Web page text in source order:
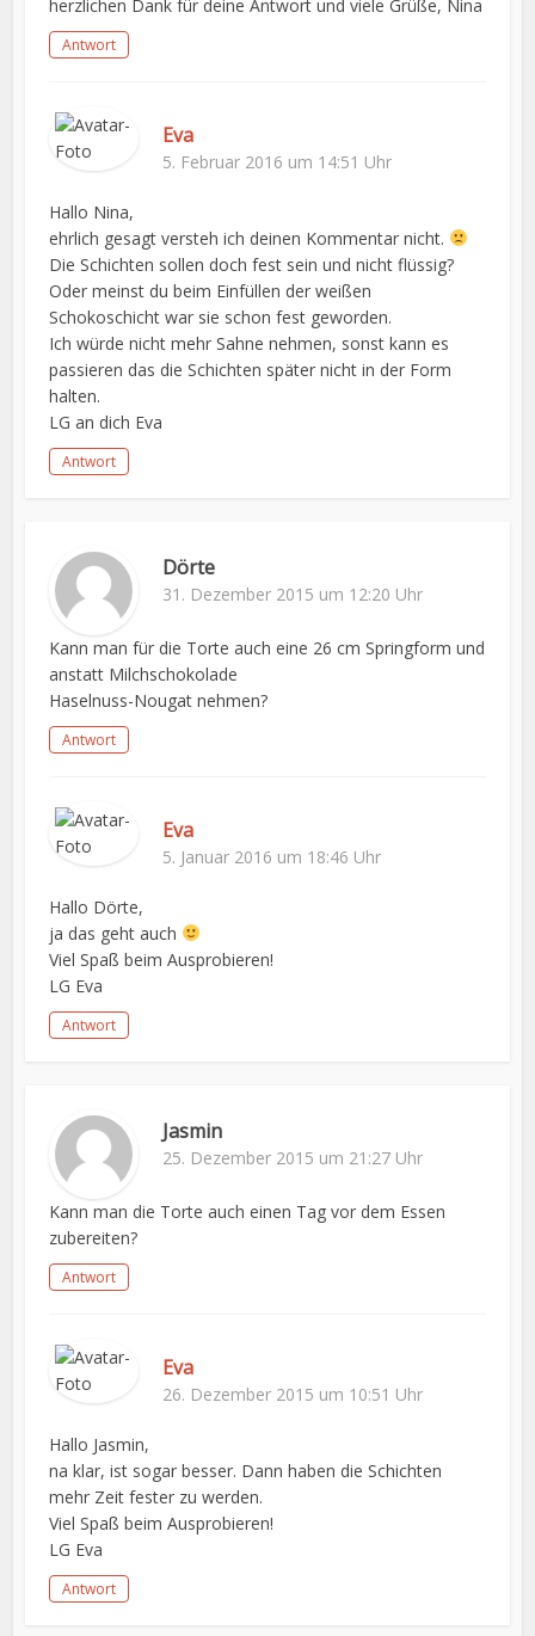
herzlichen Dank für deine Antwort und viele Grüße, Nina
Antwort
Eva
5. Februar 2016 um 14:51 Uhr
Hallo Nina,
ehrlich gesagt versteh ich deinen Kommentar nicht.
Die Schichten sollen doch fest sein und nicht flüssig?
Oder meinst du beim Einfüllen der weißen
Schokoschicht war sie schon fest geworden.
Ich würde nicht mehr Sahne nehmen, sonst kann es
passieren das die Schichten später nicht in der Form
halten.
LG an dich Eva
Antwort
Dörte
31. Dezember 2015 um 12:20 Uhr
Kann man für die Torte auch eine 26 cm Springform und
anstatt Milchschokolade
Haselnuss-Nougat nehmen?
Antwort
Eva
5. Januar 2016 um 18:46 Uhr
Hallo Dörte,
ja das geht auch
Viel Spaß beim Ausprobieren!
LG Eva
Antwort
Jasmin
25. Dezember 2015 um 21:27 Uhr
Kann man die Torte auch einen Tag vor dem Essen
zubereiten?
Antwort
Eva
26. Dezember 2015 um 10:51 Uhr
Hallo Jasmin,
na klar, ist sogar besser. Dann haben die Schichten
mehr Zeit fester zu werden.
Viel Spaß beim Ausprobieren!
LG Eva
Antwort